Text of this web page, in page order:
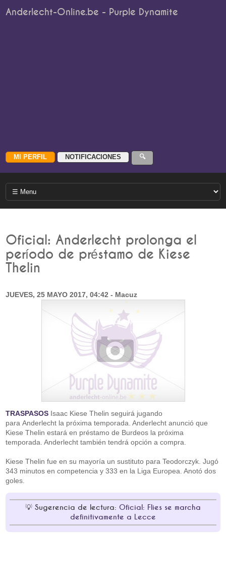
Anderlecht-Online.be - Purple Dynamite
Oficial: Anderlecht prolonga el
período de préstamo de Kiese
Thelin
JUEVES, 25 MAYO 2017, 04:42 - Macuz
TRASPASOS Isaac Kiese Thelin seguirá jugando
para Anderlecht la próxima temporada. Anderlecht anunció que
Kiese Thelin estará en préstamo de Burdeos la próxima
temporada. Anderlecht también tendrá opción a compra.
Kiese Thelin fue en su mayoría un sustituto para Teodorczyk. Jugó
343 minutos en competencia y 333 en la Liga Europea. Anotó dos
goles.
Sugerencia de lectura: Oficial: Flies se marcha
definitivamente a Lecce